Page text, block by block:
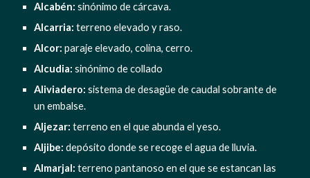
Alcabén: sinónimo de cárcava.
Alcarria: terreno elevado y raso.
Alcor: paraje elevado, colina, cerro.
Alcudia: sinónimo de collado
Aliviadero: sistema de desagüe de caudal sobrante de
un embalse.
Aljezar: terreno en el que abunda el yeso.
Aljibe: depósito donde se recoge el agua de lluvia.
Almarjal: terreno pantanoso en el que se estancan las